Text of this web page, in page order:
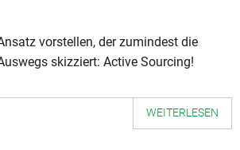
vorstellen, der zumindest die
skizziert: Active Sourcing!
WEITERLESEN